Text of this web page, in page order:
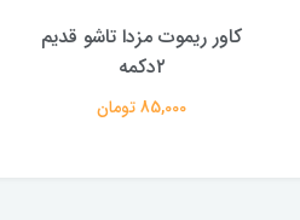
کاور ریموت مزدا تاشو قدیم
۲دکمه
85,000 تومان